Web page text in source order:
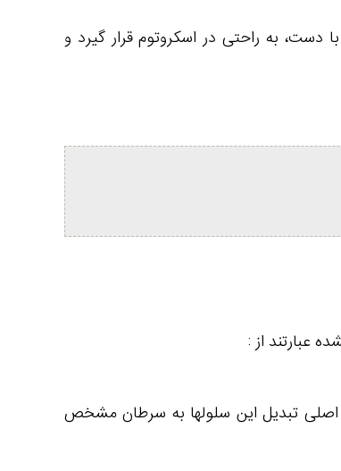
دست، به راحتی در اسکروتوم قرار گیرد و
عبارتند از :
اصلی تبدیل این سلولها به سرطان مشخص